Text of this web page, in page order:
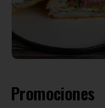
Promociones